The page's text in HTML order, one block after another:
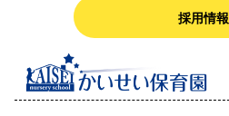
採用情報